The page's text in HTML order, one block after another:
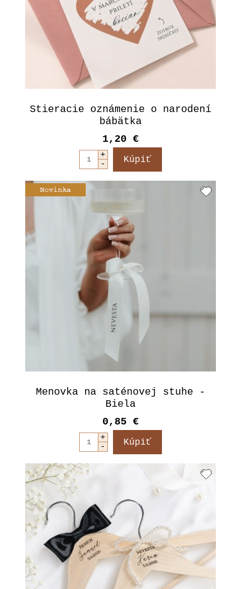
Stieracie oznámenie o narodení
bábätka
1,20 €
Menovka na saténovej stuhe -
Biela
0,85 €